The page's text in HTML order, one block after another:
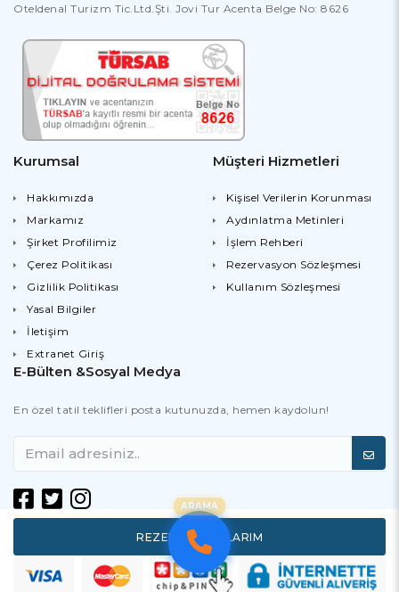
Oteldenal Turizm Tic.Ltd.Şti. Jovi Tur Acenta Belge No: 8626
Kurumsal
Hakkımızda
Markamız
Şirket Profilimiz
Çerez Politikası
Gizlilik Politikası
Yasal Bilgiler
İletişim
Extranet Giriş
Müşteri Hizmetleri
Kişisel Verilerin Korunması
Aydınlatma Metinleri
İşlem Rehberi
Rezervasyon Sözleşmesi
Kullanım Sözleşmesi
E-Bülten &Sosyal Medya
En özel tatil teklifleri posta kutunuzda, hemen kaydolun!
REZERVASYONLARIM
ARAMA